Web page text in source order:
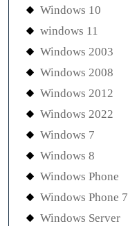
Windows 10
windows 11
Windows 2003
Windows 2008
Windows 2012
Windows 2022
Windows 7
Windows 8
Windows Phone
Windows Phone 7
Windows Server